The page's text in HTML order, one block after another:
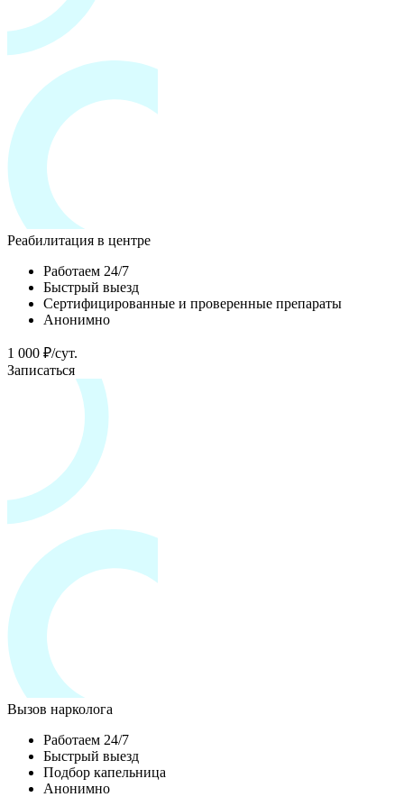
Реабилитация в центре
Работаем 24/7
Быстрый выезд
Сертифицированные и проверенные препараты
Анонимно
1 000 ₽/сут.
Записаться
Вызов нарколога
Работаем 24/7
Быстрый выезд
Подбор капельница
Анонимно